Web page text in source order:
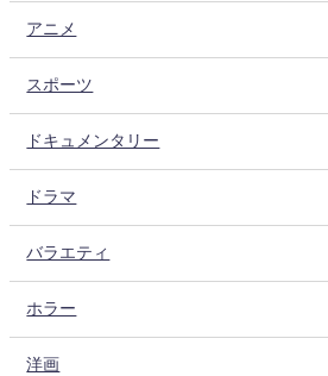
アニメ
スポーツ
ドキュメンタリー
ドラマ
バラエティ
ホラー
洋画